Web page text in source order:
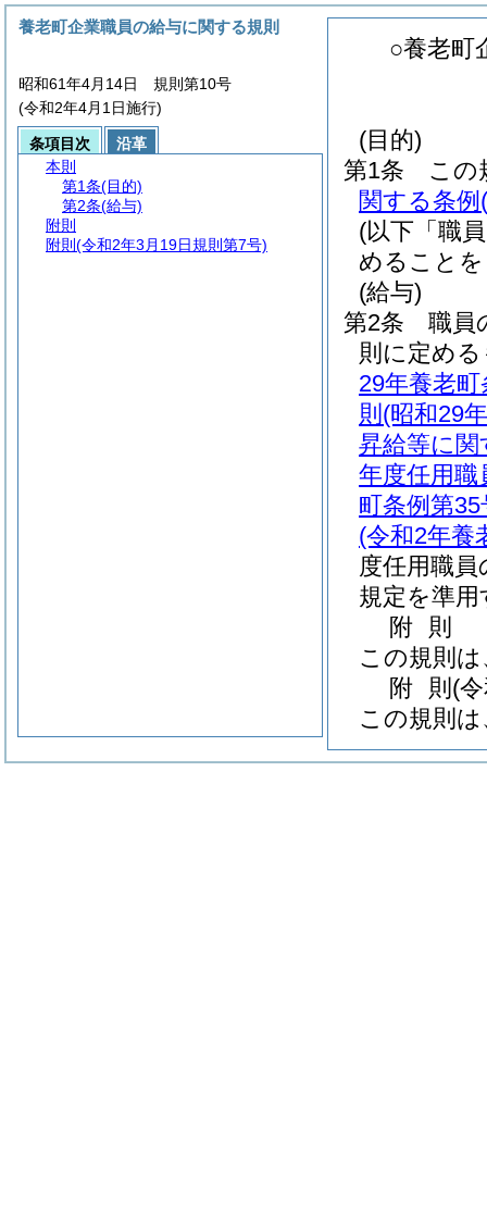
○養老町
(目的)
第1条
この
関する条例
(以下「職
めること
(給与)
第2条
職員
則に定め
29年養老
則 (昭和29
昇給等に関
年度任用職
町条例第35
(令和2年養
度任用職
規定を準用
附 則
この規則
附 則 (
この規則
養老町企業職員の給与に関する規則
昭和61年4月14日 規則第10号
(令和2年4月1日施行)
条項目次
沿革
本則
第1条(目的)
第2条(給与)
附則
附則 (令和2年3月19日規則第7号)